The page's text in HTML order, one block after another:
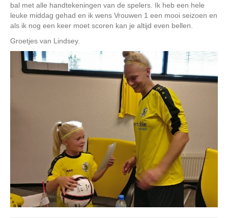
bal met alle handtekeningen van de spelers. Ik heb een hele
leuke middag gehad en ik wens Vrouwen 1 een mooi seizoen en
als ik nog een keer moet scoren kan je altijd even bellen.
Groetjes van Lindsey.